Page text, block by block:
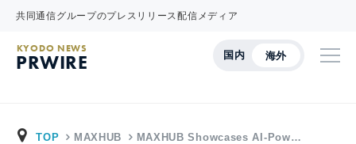
共同通信グループのプレスリリース配信メディア
国内 海外
KYODO NEWS
PRWIRE
TOP MAXHUB MAXHUB Showcases AI-Pow…